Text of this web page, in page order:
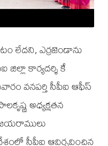
లేదని, ఎర్రజెండాను
కార్యదర్శి కే
వనపర్తి సీపీఐ ఆఫీస్
అధ్యక్షతన
సీపీఐ ఆవిర్భవించిన